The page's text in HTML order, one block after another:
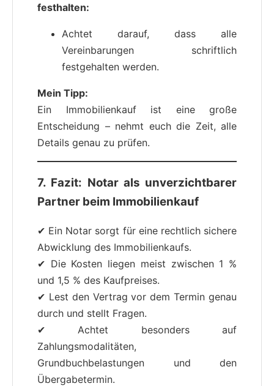
festhalten:
Achtet darauf, dass alle
Vereinbarungen schriftlich
festgehalten werden.
Mein Tipp:
Ein Immobilienkauf ist eine große
Entscheidung – nehmt euch die Zeit, alle
Details genau zu prüfen.
7. Fazit: Notar als unverzichtbarer
Partner beim Immobilienkauf
✔ Ein Notar sorgt für eine rechtlich sichere
Abwicklung des Immobilienkaufs.
✔ Die Kosten liegen meist zwischen 1 %
und 1,5 % des Kaufpreises.
✔ Lest den Vertrag vor dem Termin genau
durch und stellt Fragen.
✔ Achtet besonders auf
Zahlungsmodalitäten,
Grundbuchbelastungen und den
Übergabetermin.